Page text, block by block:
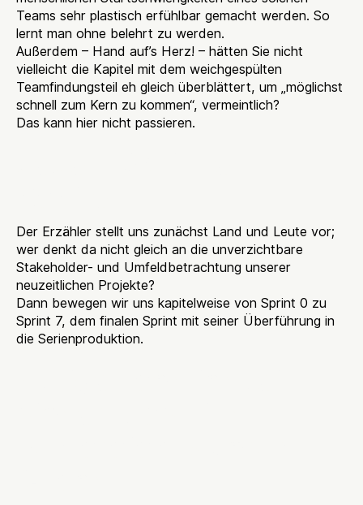
Teams sehr plastisch erfühlbar gemacht werden. So
lernt man ohne belehrt zu werden.
Außerdem – Hand auf’s Herz! – hätten Sie nicht
vielleicht die Kapitel mit dem weichgespülten
Teamfindungsteil eh gleich überblättert, um „möglichst
schnell zum Kern zu kommen“, vermeintlich?
Das kann hier nicht passieren.
Der Erzähler stellt uns zunächst Land und Leute vor;
wer denkt da nicht gleich an die unverzichtbare
Stakeholder- und Umfeldbetrachtung unserer
neuzeitlichen Projekte?
Dann bewegen wir uns kapitelweise von Sprint 0 zu
Sprint 7, dem finalen Sprint mit seiner Überführung in
die Serienproduktion.